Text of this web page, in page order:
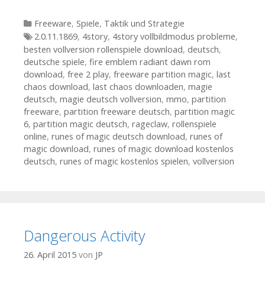
Kategorien
Freeware, Spiele, Taktik und Strategie
Tags
2.0.11.1869, 4story, 4story vollbildmodus probleme,
besten vollversion rollenspiele download, deutsch,
deutsche spiele, fire emblem radiant dawn rom
download, free 2 play, freeware partition magic, last
chaos download, last chaos downloaden, magie
deutsch, magie deutsch vollversion, mmo, partition
freeware, partition freeware deutsch, partition magic
6, partition magic deutsch, rageclaw, rollenspiele
online, runes of magic deutsch download, runes of
magic download, runes of magic download kostenlos
deutsch, runes of magic kostenlos spielen, vollversion
Dangerous Activity
26. April 2015 von JP